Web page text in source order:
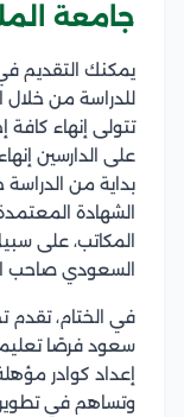
جامعة
يمكنك التقديم
للدراسة من خلال
تتولى إنهاء
على الدارسين
بداية من
الشهادة
المكاتب، على
السعودي صاحب
في الختام، تقدم
سعود فرصًا
إعداد كوادر
وتساهم في تطوير